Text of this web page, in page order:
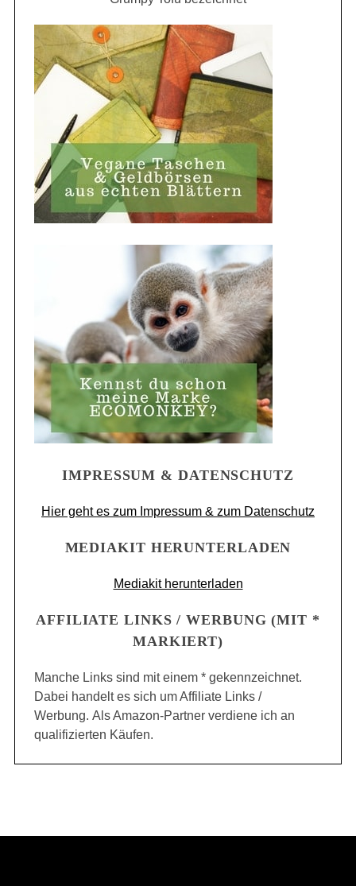
IMPRESSUM & DATENSCHUTZ
Hier geht es zum Impressum & zum Datenschutz
MEDIAKIT HERUNTERLADEN
Mediakit herunterladen
AFFILIATE LINKS / WERBUNG (MIT *
MARKIERT)
Manche Links sind mit einem * gekennzeichnet.
Dabei handelt es sich um Affiliate Links /
Werbung. Als Amazon-Partner verdiene ich an
qualifizierten Käufen.